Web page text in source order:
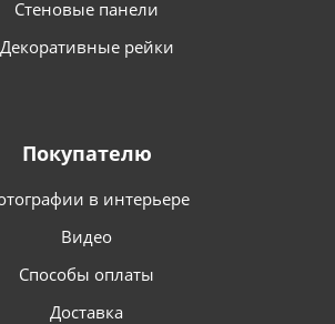
Стеновые панели
Декоративные рейки
Покупателю
в интерьере
Видео
Способы оплаты
Доставка